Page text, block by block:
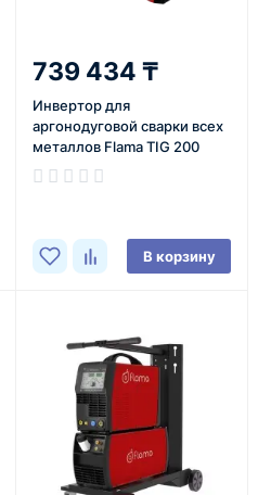
739 434 ₸
Инвертор для
аргонодуговой сварки всех
металлов Flama TIG 200
AC/DC
В корзину